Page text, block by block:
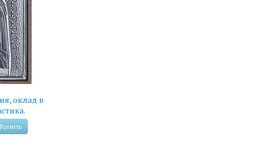
оклад в
Купить